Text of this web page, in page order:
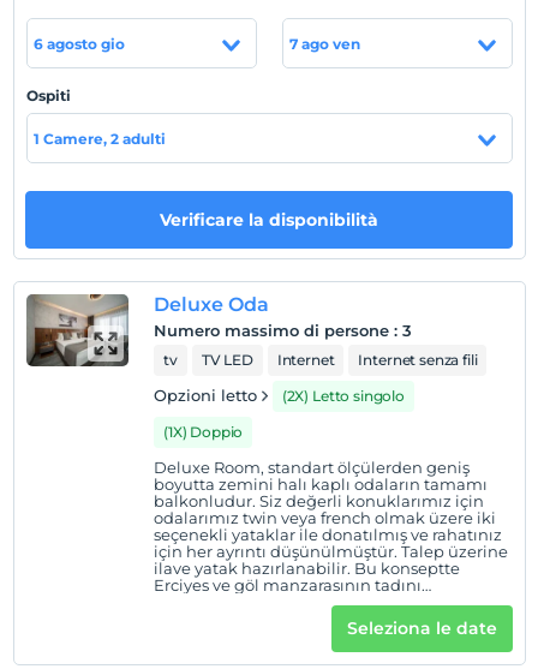
Kayseri Erciyes'te hizmet vermektedir.
Mostra sulla
Regole dell'hotel
registrare
Guardare
L'ultimo 12:00 e prima
Animali non ammessi
Sono disponibili aree fumatori
I bambini di età inferiore a 2 non vengono addebitati
La struttura non ha una politica gratuita per i bambini
carte di credito valide
6 agosto gio 7 ago ven
Ospiti
1 Camere, 2 adulti
Verificare la disponibilità
Deluxe Oda
Numero massimo di persone : 3
tv TV LED Internet Internet senza fili
Opzioni letto
(2X) Letto singolo
(1X) Doppio
Deluxe Room, standart ölçülerden geniş
boyutta zemini halı kaplı odaların tamamı
balkonludur. Siz değerli konuklarımız için
odalarımız twin veya french olmak üzere iki
seçenekli yataklar ile donatılmış ve rahatınız
için her ayrıntı düşünülmüştür. Talep üzerine
ilave yatak hazırlanabilir. Bu konseptte
Erciyes ve göl manzarasının tadını
internet (Wİ-Fİ), emanet kasası, LCD
televizyon, mini buzdolabı (şişe su ücretsiz )
su ısıtıcısı, bornoz, terlik, saç kurutma
Seleziona le date